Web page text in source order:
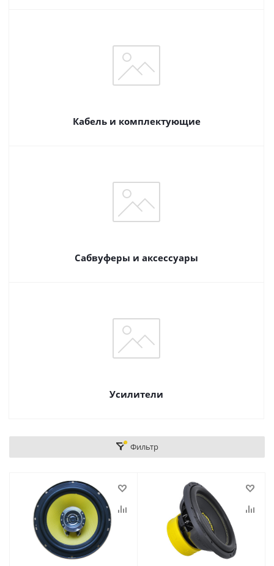
Кабель и комплектующие
Сабвуферы и аксессуары
Усилители
Фильтр